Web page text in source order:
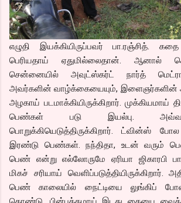
எழுதி இயக்கியிருப்பவர் பா.ரஞ்சித்.
பெரியதாய் ஏதுமில்லைதான். ஆனால்
சென்னையில் அவுட்ஸ்கர்ட் நார்த்
அவர்களின் வாழ்க்கையையும், இளைஞர்களின்
அழகாய் படமாக்கியிருக்கிறார். முக்கியமாய்
பெண்கள் படு இயல்பு.
பொறுக்கியெடுத்திருக்கிறார். ட்வின்ஸ்
இரண்டு பெண்கள். நந்திதா, உடன் வரும்
பெண் என்று எல்லோருமே ஏரியா ஜிகாரபி
மிகச் சரியாய் வெளிப்படுத்தியிருக்கிறார்.
பெண் காலையில் நைட்டியை லுங்கிப்